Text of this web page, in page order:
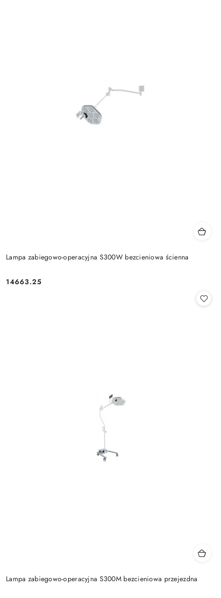
Lampa zabiegowo-operacyjna S300W bezcieniowa ścienna
Cena:
14663.25
Lampa zabiegowo-operacyjna S300M bezcieniowa przejezdna